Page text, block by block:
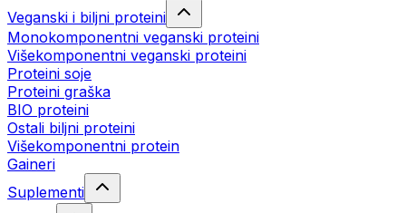
Veganski i biljni proteini
Monokomponentni veganski proteini
Višekomponentni veganski proteini
Proteini soje
Proteini graška
BIO proteini
Ostali biljni proteini
Višekomponentni protein
Gaineri
Suplementi